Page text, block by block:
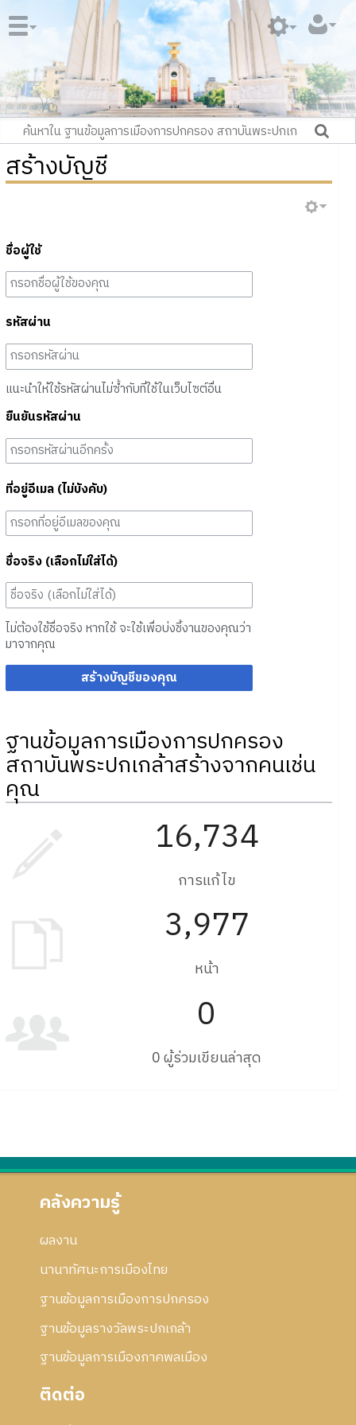
สร้างบัญชี
ชื่อผู้ใช้
รหัสผ่าน
แนะนำให้ใช้รหัสผ่านไม่ซ้ำกับที่ใช้ในเว็บไซต์อื่น
ยืนยันรหัสผ่าน
ที่อยู่อีเมล (ไม่บังคับ)
ชื่อจริง (เลือกไม่ใส่ได้)
ไม่ต้องใช้ชื่อจริง หากใช้ จะใช้เพื่อบ่งชี้งานของคุณว่า
มาจากคุณ
สร้างบัญชีของคุณ
ฐานข้อมูลการเมืองการปกครอง
สถาบันพระปกเกล้าสร้างจากคนเช่น
คุณ
16,734
การแก้ไข
3,977
หน้า
0
0 ผู้ร่วมเขียนล่าสุด
คลังความรู้
ผลงาน
นานาทัศนะการเมืองไทย
ฐานข้อมูลการเมืองการปกครอง
ฐานข้อมูลรางวัลพระปกเกล้า
ฐานข้อมูลการเมืองภาคพลเมือง
ติดต่อ